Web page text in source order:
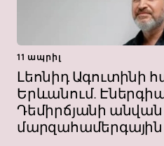
11 ապրիլ
Լեոնիդ Ագուտինի
Երևանում.
Դեմիրճյանի անվան
մարզահամերգային